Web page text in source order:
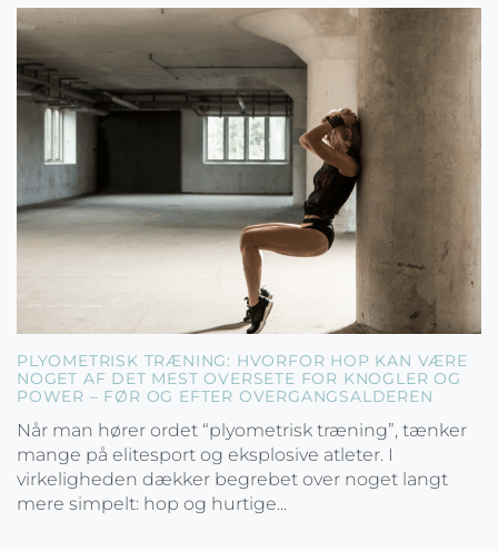
PLYOMETRISK TRÆNING: HVORFOR HOP KAN VÆRE
NOGET AF DET MEST OVERSETE FOR KNOGLER OG
POWER – FØR OG EFTER OVERGANGSALDEREN
Når man hører ordet “plyometrisk træning”, tænker
mange på elitesport og eksplosive atleter. I
virkeligheden dækker begrebet over noget langt
mere simpelt: hop og hurtige...